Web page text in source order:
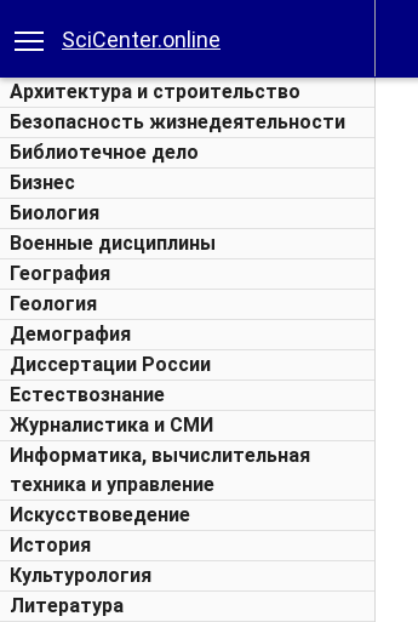
SciCenter.online
Архитектура и строительство
Безопасность жизнедеятельности
Библиотечное дело
Бизнес
Биология
Военные дисциплины
География
Геология
Демография
Диссертации России
Естествознание
Журналистика и СМИ
Информатика, вычислительная
техника и управление
Искусствоведение
История
Культурология
Литература